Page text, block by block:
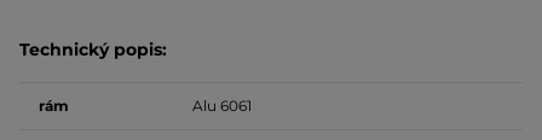
Technický popis:
rám Alu 6061